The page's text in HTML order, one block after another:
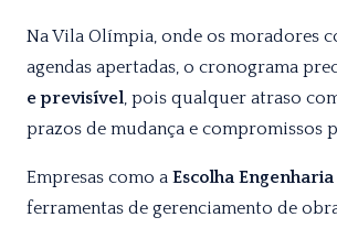
Na Vila Olímpia, onde os moradores
agendas apertadas, o cronograma
e previsível, pois qualquer atraso
prazos de mudança e compromissos
Empresas como a Escolha Engenharia
ferramentas de gerenciamento de